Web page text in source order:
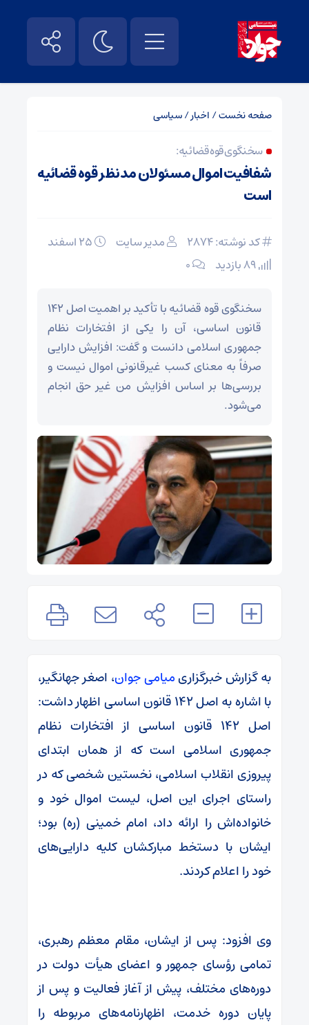
صفحه نخست/ اخبار/سیاسی
سخنگوی قوه قضائیه:
شفافیت اموال مسئولان مدنظر قوه قضائیه
است
کد نوشته: 2874 مدیر سایت
۰
سخنگوی قوه قضائیه با تأکید بر اهمیت اصل ۱۴۲
قانون اساسی، آن را یکی از افتخارات نظام
جمهوری اسلامی دانست و گفت: افزایش دارایی
صرفاً به معنای کسب غیرقانونی اموال نیست و
بررسی‌ها بر اساس افزایش من غیر حق انجام
می‌شود.
به گزارش خبرگزاریمیامی جوان، اصغر جهانگیر،
با اشاره به اصل ۱۴۲ قانون اساسی اظهار داشت:
اصل ۱۴۲ قانون اساسی از افتخارات نظام
جمهوری اسلامی است که از همان ابتدای
پیروزی انقلاب اسلامی، نخستین شخصی که در
راستای اجرای این اصل، لیست اموال خود و
خانواده‌اش را ارائه داد، امام خمینی (ره) بود؛
ایشان با دستخط مبارکشان کلیه دارایی‌های
خود را اعلام کردند.
وی افزود: پس از ایشان، مقام معظم رهبری،
تمامی رؤسای جمهور و اعضای هیأت دولت در
دوره‌های مختلف، پیش از آغاز فعالیت و پس از
پایان دوره خدمت، اظهارنامه‌های مربوطه را